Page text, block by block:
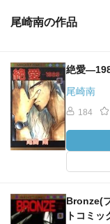
尾崎南の作品
絶愛
尾崎南
184
Bronze(
トコミッ